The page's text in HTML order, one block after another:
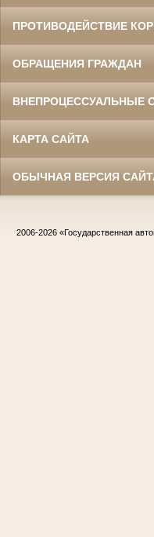
ПРОТИВОДЕЙСТВИЕ
ОБРАЩЕНИЯ ГРАЖДАН
ВНЕПРОЦЕССУАЛЬНЫЕ
КАРТА САЙТА
ОБЫЧНАЯ ВЕРСИЯ
2006-2026 «Государственная